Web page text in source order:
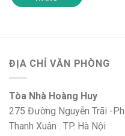
ĐỊA CHỈ VĂN PHÒNG
Tòa Nhà Hoàng Huy
275 Đường Nguyễn Trãi -
Thanh Xuân . TP. Hà Nội